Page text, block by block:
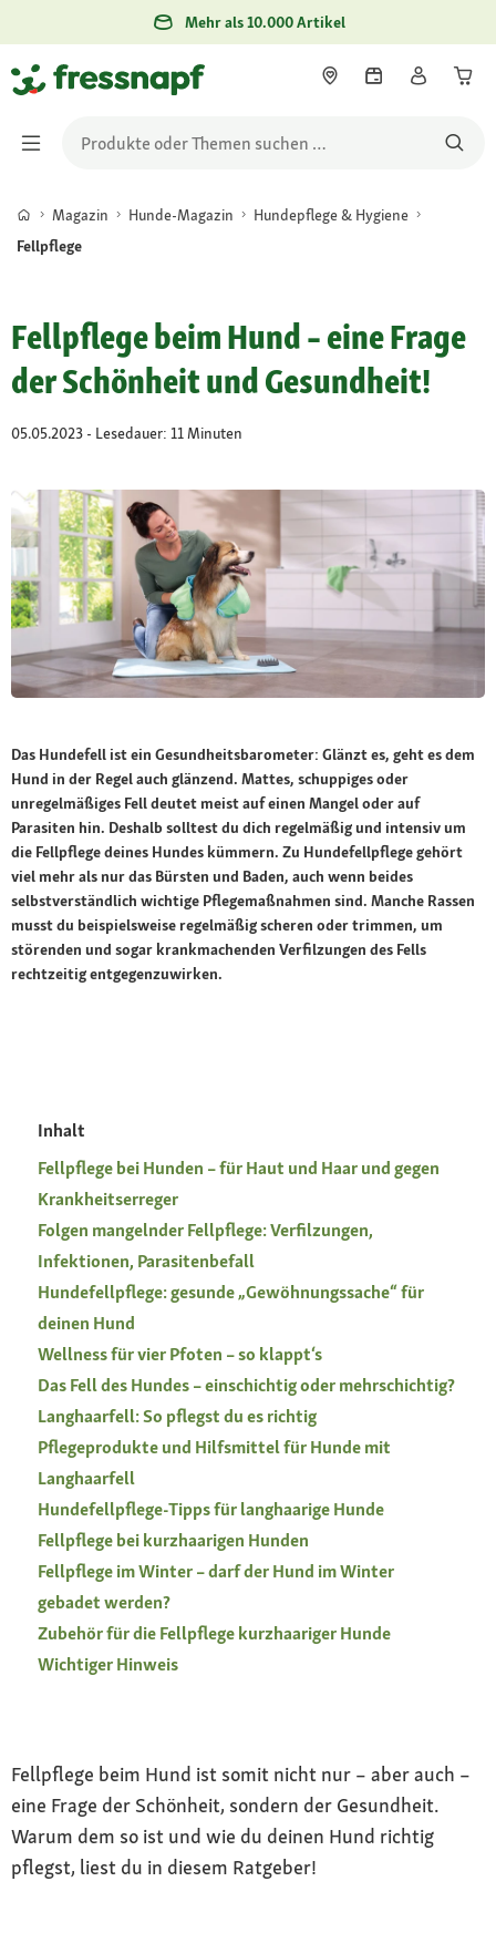
Mehr als 10.000 Artikel
Magazin Hunde-Magazin
Hundepflege & Hygiene
Fellpflege
Fellpflege beim Hund – eine Frage
der Schönheit und Gesundheit!
05.05.2023 - Lesedauer: 11 Minuten
Das Hundefell ist ein Gesundheitsbarometer: Glänzt es, geht es dem
Hund in der Regel auch glänzend. Mattes, schuppiges oder
unregelmäßiges Fell deutet meist auf einen Mangel oder auf
Parasiten hin. Deshalb solltest du dich regelmäßig und intensiv um
die Fellpflege deines Hundes kümmern. Zu Hundefellpflege gehört
viel mehr als nur das Bürsten und Baden, auch wenn beides
selbstverständlich wichtige Pflegemaßnahmen sind. Manche Rassen
musst du beispielsweise regelmäßig scheren oder trimmen, um
störenden und sogar krankmachenden Verfilzungen des Fells
rechtzeitig entgegenzuwirken.
Inhalt
Fellpflege bei Hunden – für Haut und Haar und gegen
Krankheitserreger
Folgen mangelnder Fellpflege: Verfilzungen,
Infektionen, Parasitenbefall
Hundefellpflege: gesunde „Gewöhnungssache“ für
deinen Hund
Wellness für vier Pfoten – so klappt‘s
Das Fell des Hundes – einschichtig oder mehrschichtig?
Langhaarfell: So pflegst du es richtig
Pflegeprodukte und Hilfsmittel für Hunde mit
Langhaarfell
Hundefellpflege-Tipps für langhaarige Hunde
Fellpflege bei kurzhaarigen Hunden
Fellpflege im Winter – darf der Hund im Winter
gebadet werden?
Zubehör für die Fellpflege kurzhaariger Hunde
Wichtiger Hinweis
Fellpflege beim Hund ist somit nicht nur – aber auch –
eine Frage der Schönheit, sondern der Gesundheit.
Warum dem so ist und wie du deinen Hund richtig
pflegst, liest du in diesem Ratgeber!